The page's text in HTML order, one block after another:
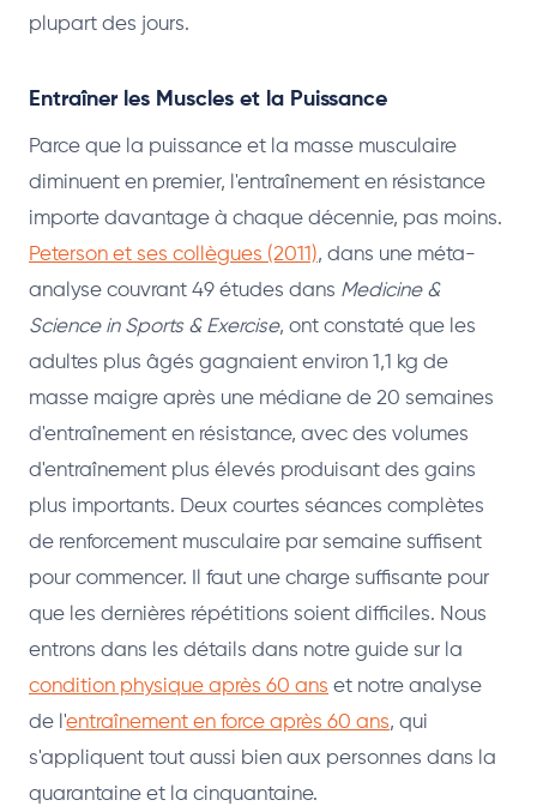
plupart des jours.
Entraîner les Muscles et la Puissance
Parce que la puissance et la masse musculaire
diminuent en premier, l'entraînement en résistance
importe davantage à chaque décennie, pas moins.
Peterson et ses collègues (2011), dans une méta-
analyse couvrant 49 études dans Medicine &
Science in Sports & Exercise, ont constaté que les
adultes plus âgés gagnaient environ 1,1 kg de
masse maigre après une médiane de 20 semaines
d'entraînement en résistance, avec des volumes
d'entraînement plus élevés produisant des gains
plus importants. Deux courtes séances complètes
de renforcement musculaire par semaine suffisent
pour commencer. Il faut une charge suffisante pour
que les dernières répétitions soient difficiles. Nous
entrons dans les détails dans notre guide sur la
condition physique après 60 ans et notre analyse
de l'entraînement en force après 60 ans, qui
s'appliquent tout aussi bien aux personnes dans la
quarantaine et la cinquantaine.